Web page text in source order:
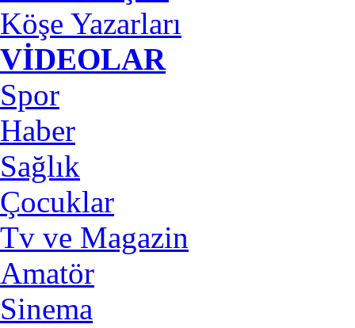
Köşe Yazarları
VİDEOLAR
Spor
Haber
Sağlık
Çocuklar
Tv ve Magazin
Amatör
Sinema